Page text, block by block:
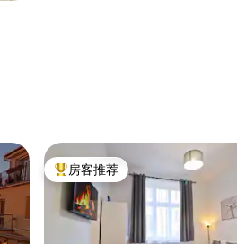
热门「房客推荐」
房客推荐